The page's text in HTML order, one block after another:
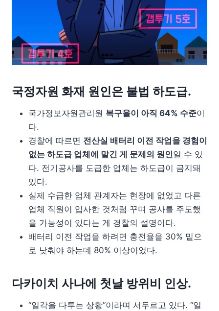
국정자원 화재 원인은 불법 하도급.
국가정보자원관리원 복구율이 아직 64% 수준이
다.
경찰에 따르면 전산실 배터리 이전 작업을 경험이
없는 하도급 업체에 맡긴 게 문제의 원인일 수 있
다. 전기공사를 도급한 업체는 하도급이 금지돼
있다.
실제 수급한 업체 관계자는 현장에 없었고 다른
업체 직원이 입사한 것처럼 꾸며 공사를 주도했
을 가능성이 있다는 게 경찰의 설명이다.
배터리 이전 작업을 하려면 충전율을 30% 밑으
로 낮춰야 하는데 80% 이상이었다.
다카이치 사나에 첫날 방위비 인상.
“일각을 다투는 상황”이라며 서두르고 있다. “일